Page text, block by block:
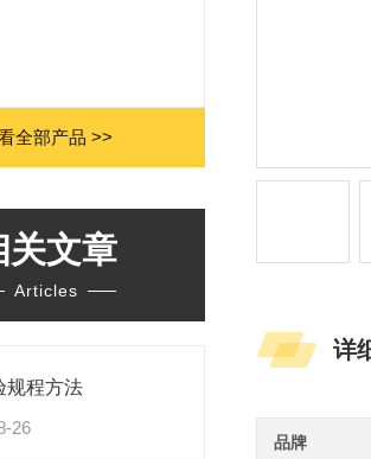
全部产品 >>
关文章
Articles
规程方法
26
详
品牌